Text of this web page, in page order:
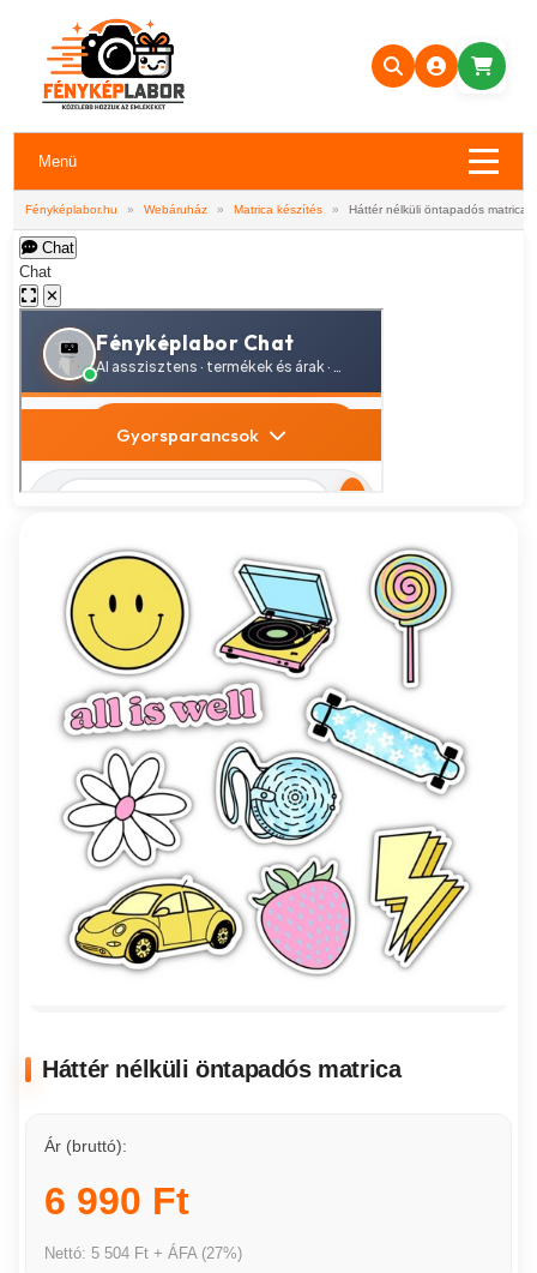
Menü
Fényképlabor.hu » Webáruház » Matrica készítés » Háttér nélküli öntapadós matrica
Chat
Chat
✕
Háttér nélküli öntapadós matrica
Ár (bruttó):
6 990 Ft
Nettó: 5 504 Ft + ÁFA (27%)